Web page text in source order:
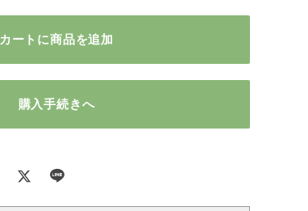
カートに商品を追加
購入手続きへ